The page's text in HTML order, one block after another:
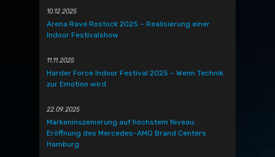
10.12.2025
Arena Rave Rostock 2025 – Realisierung einer
Indoor Festivalshow
11.11.2025
Harder Force Indoor Festival 2025 – Wenn Technik
zur Emotion wird
22.09.2025
Markeninszenierung auf höchstem Niveau:
Eröffnung des Mercedes-AMG Brand Centers
Hamburg